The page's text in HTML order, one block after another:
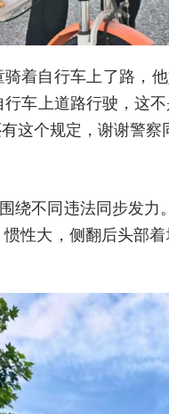
着自行车上了路，
车上道路行驶，这
这个规定，谢谢警察
绕不同违法同步发
性大，侧翻后头部